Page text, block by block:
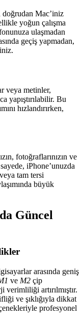
doğrudan Mac’iniz
yoğun çalışma
ulaşmadan
geçiş yapmadan,
veya metinler,
yapıştırılabilir. Bu
hızlandırırken,
fotoğraflarınızın ve
iPhone’unuzda
tam tersi
büyük
Güncel
arasında geniş
ve M2 çip
artırılmıştır.
ve şıklığıyla dikkat
profesyonel